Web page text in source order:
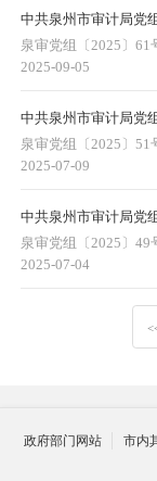
中共泉州市审计局党
泉审党组〔2025〕61
2025-09-05
中共泉州市审计局党
泉审党组〔2025〕51
2025-07-09
中共泉州市审计局党
泉审党组〔2025〕49
2025-07-04
政府部门网站 市内